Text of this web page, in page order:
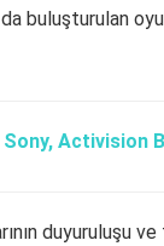
buluşturulan
Sony, Activision
duyuruluşu